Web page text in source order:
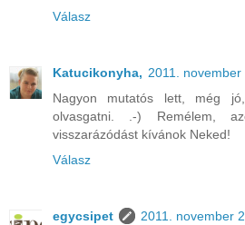
Válasz
Katucikonyha, 2011. november
Nagyon mutatós lett, még
olvasgatni. .-) Remélem,
visszarázódást kívánok Neked!
Válasz
egycsipet
2011. november